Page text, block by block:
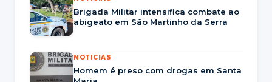
Brigada Militar intensifica combate ao
abigeato em São Martinho da Serra
NOTICIAS
Homem é preso com drogas em Santa